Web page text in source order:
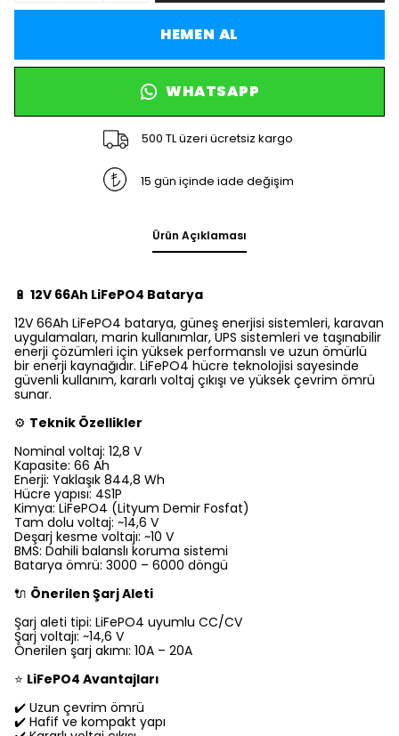
HEMEN AL
WHATSAPP
500 TL üzeri ücretsiz kargo
15 gün içinde iade değişim
Ürün Açıklaması
🔋 12V 66Ah LiFePO4 Batarya
12V 66Ah LiFePO4 batarya, güneş enerjisi sistemleri, karavan
uygulamaları, marin kullanımlar, UPS sistemleri ve taşınabilir
enerji çözümleri için yüksek performanslı ve uzun ömürlü
bir enerji kaynağıdır. LiFePO4 hücre teknolojisi sayesinde
güvenli kullanım, kararlı voltaj çıkışı ve yüksek çevrim ömrü
sunar.
⚙️ Teknik Özellikler
Nominal voltaj: 12,8 V
Kapasite: 66 Ah
Enerji: Yaklaşık 844,8 Wh
Hücre yapısı: 4S1P
Kimya: LiFePO4 (Lityum Demir Fosfat)
Tam dolu voltaj: ~14,6 V
Deşarj kesme voltajı: ~10 V
BMS: Dahili balanslı koruma sistemi
Batarya ömrü: 3000 – 6000 döngü
🔌 Önerilen Şarj Aleti
Şarj aleti tipi: LiFePO4 uyumlu CC/CV
Şarj voltajı: ~14,6 V
Önerilen şarj akımı: 10A – 20A
⭐ LiFePO4 Avantajları
✔️ Uzun çevrim ömrü
✔️ Hafif ve kompakt yapı